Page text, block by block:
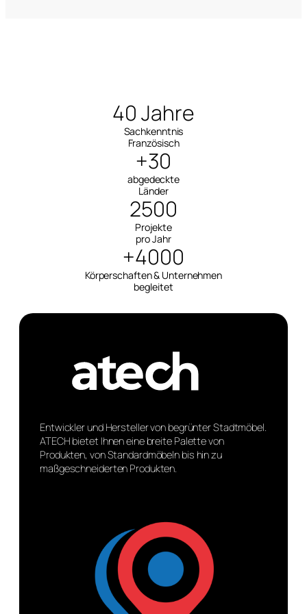
40 Jahre
Sachkenntnis
Französisch
+30
abgedeckte
Länder
2500
Projekte
pro Jahr
+4000
Körperschaften & Unternehmen
begleitet
Entwickler und Hersteller von begrünter Stadtmöbel.
ATECH bietet Ihnen eine breite Palette von
Produkten, von Standardmöbeln bis hin zu
maßgeschneiderten Produkten.